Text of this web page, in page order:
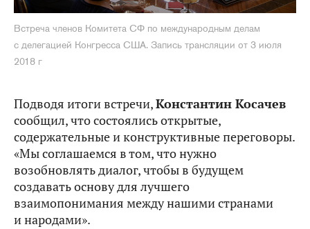
Встреча членов Комитета СФ по международным делам
с делегацией Конгресса США. Запись трансляции от 3 июля
2018 г
Подводя итоги встречи,Константин Косачев
сообщил, что состоялись открытые,
содержательные и конструктивные переговоры.
«Мы соглашаемся в том, что нужно
возобновлять диалог, чтобы в будущем
создавать основу для лучшего
взаимопонимания между нашими странами
и народами».